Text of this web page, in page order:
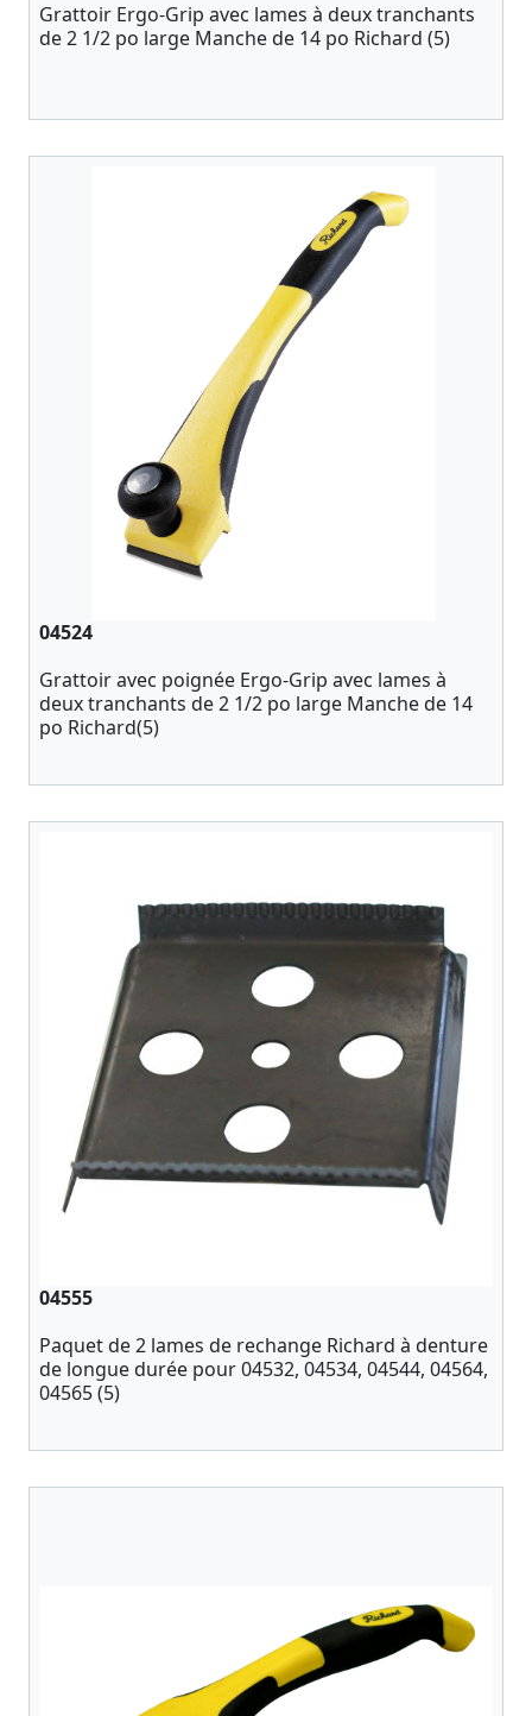
Grattoir Ergo-Grip avec lames à deux tranchants
de 2 1/2 po large Manche de 14 po Richard (5)
04524
Grattoir avec poignée Ergo-Grip avec lames à
deux tranchants de 2 1/2 po large Manche de 14
po Richard(5)
04555
Paquet de 2 lames de rechange Richard à denture
de longue durée pour 04532, 04534, 04544, 04564,
04565 (5)